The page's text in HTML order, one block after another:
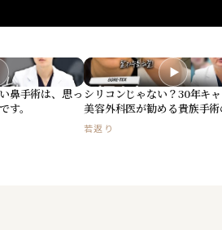
鼻手術は、思っ
す。
▶
シリコンじゃない？30年キ
美容外科医が勧める貴族手
は？(feat.ゴアテックス)
若返り